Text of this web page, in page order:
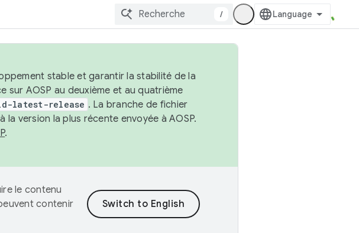
/
stable et garantir la stabilité de la
AOSP au deuxième et au quatrième
latest-release . La branche de fichier
version la plus récente envoyée à AOSP.
.
le contenu
contenir